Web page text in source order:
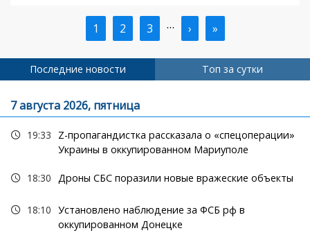
Текущая
страница
1 Страница
2 Страница
3 … Следующая
страница
› Последняя
страница
»
Последние новости Топ за сутки
7 августа 2026, пятница
19:33
Z-пропагандистка рассказала о «спецоперации»
Украины в оккупированном Мариуполе
18:30 Дроны СБС поразили новые вражеские объекты
18:10 Установлено наблюдение за ФСБ рф в
оккупированном Донецке